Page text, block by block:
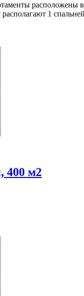
расположены
1
400 м2